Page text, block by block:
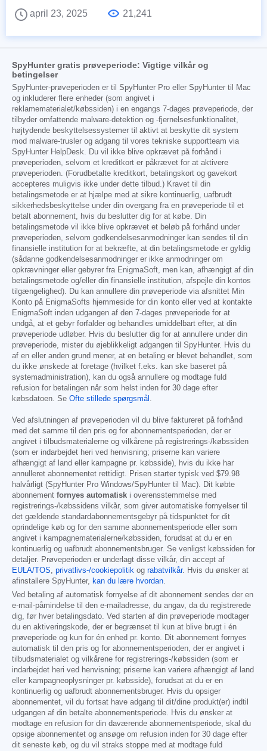
april 23, 2025
21,241
SpyHunter gratis prøveperiode: Vigtige vilkår og
betingelser
SpyHunter-prøveperioden er til SpyHunter Pro eller SpyHunter til Mac
og inkluderer flere enheder (som angivet i
reklamematerialet/købssiden) i en engangs 7-dages prøveperiode, der
tilbyder omfattende malware-detektion og -fjernelsesfunktionalitet,
højtydende beskyttelsessystemer til aktivt at beskytte dit system
mod malware-trusler og adgang til vores tekniske supportteam via
SpyHunter HelpDesk. Du vil ikke blive opkrævet på forhånd i
prøveperioden, selvom et kreditkort er påkrævet for at aktivere
prøveperioden. (Forudbetalte kreditkort, betalingskort og gavekort
accepteres muligvis ikke under dette tilbud.) Kravet til din
betalingsmetode er at hjælpe med at sikre kontinuerlig, uafbrudt
sikkerhedsbeskyttelse under din overgang fra en prøveperiode til et
betalt abonnement, hvis du beslutter dig for at købe. Din
betalingsmetode vil ikke blive opkrævet et beløb på forhånd under
prøveperioden, selvom godkendelsesanmodninger kan sendes til din
finansielle institution for at bekræfte, at din betalingsmetode er gyldig
(sådanne godkendelsesanmodninger er ikke anmodninger om
opkrævninger eller gebyrer fra EnigmaSoft, men kan, afhængigt af din
betalingsmetode og/eller din finansielle institution, afspejle din kontos
tilgængelighed). Du kan annullere din prøveperiode via afsnittet Min
Konto på EnigmaSofts hjemmeside for din konto eller ved at kontakte
EnigmaSoft inden udgangen af den 7-dages prøveperiode for at
undgå, at et gebyr forfalder og behandles umiddelbart efter, at din
prøveperiode udløber. Hvis du beslutter dig for at annullere under din
prøveperiode, mister du øjeblikkeligt adgangen til SpyHunter. Hvis du
af en eller anden grund mener, at en betaling er blevet behandlet, som
du ikke ønskede at foretage (hvilket f.eks. kan ske baseret på
systemadministration), kan du også annullere og modtage fuld
refusion for betalingen når som helst inden for 30 dage efter
købsdatoen. Se Ofte stillede spørgsmål .
Ved afslutningen af prøveperioden vil du blive faktureret på forhånd
med det samme til den pris og for abonnementsperioden, der er
angivet i tilbudsmaterialerne og vilkårene på registrerings-/købssiden
(som er indarbejdet heri ved henvisning; priserne kan variere
afhængigt af land eller kampagne pr. købsside), hvis du ikke har
annulleret abonnementet rettidigt. Prisen starter typisk ved $79.98
halvårligt (SpyHunter Pro Windows/SpyHunter til Mac). Dit købte
abonnement fornyes automatisk i overensstemmelse med
registrerings-/købssidens vilkår, som giver automatiske fornyelser til
det gældende standardabonnementsgebyr på tidspunktet for dit
oprindelige køb og for den samme abonnementsperiode eller som
angivet i kampagnematerialerne/købssiden, forudsat at du er en
kontinuerlig og uafbrudt abonnementsbruger. Se venligst købssiden for
detaljer. Prøveperioden er underlagt disse vilkår, din accept af
EULA/TOS, privatlivs-/cookiepolitik og rabatvilkår. Hvis du ønsker at
afinstallere SpyHunter, kan du lære hvordan.
Ved betaling af automatisk fornyelse af dit abonnement sendes der en
e-mail-påmindelse til den e-mailadresse, du angav, da du registrerede
dig, før hver betalingsdato. Ved starten af din prøveperiode modtager
du en aktiveringskode, der er begrænset til kun at blive brugt i én
prøveperiode og kun for én enhed pr. konto. Dit abonnement fornyes
automatisk til den pris og for abonnementsperioden, der er angivet i
tilbudsmaterialet og vilkårene for registrerings-/købssiden (som er
indarbejdet heri ved henvisning; priserne kan variere afhængigt af land
eller kampagneoplysninger pr. købsside), forudsat at du er en
kontinuerlig og uafbrudt abonnementsbruger. Hvis du opsiger
abonnementet, vil du fortsat have adgang til dit/dine produkt(er) indtil
udgangen af din betalte abonnementsperiode. Hvis du ønsker at
modtage en refusion for din daværende abonnementsperiode, skal du
opsige abonnementet og ansøge om refusion inden for 30 dage efter
dit seneste køb, og du vil straks stoppe med at modtage fuld